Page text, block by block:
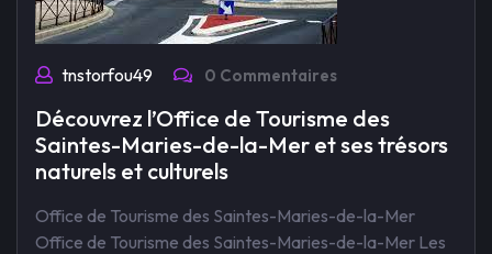
tnstorfou49 0 Commentaires
Découvrez l’Office de Tourisme des
Saintes-Maries-de-la-Mer et ses trésors
naturels et culturels
Office de Tourisme des Saintes-Maries-de-la-Mer
Office de Tourisme des Saintes-Maries-de-la-Mer Les